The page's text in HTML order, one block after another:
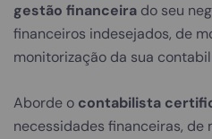
gestão financeira do seu
financeiros indesejados, de
monitorização da sua
Aborde o contabilista
necessidades financeiras, de